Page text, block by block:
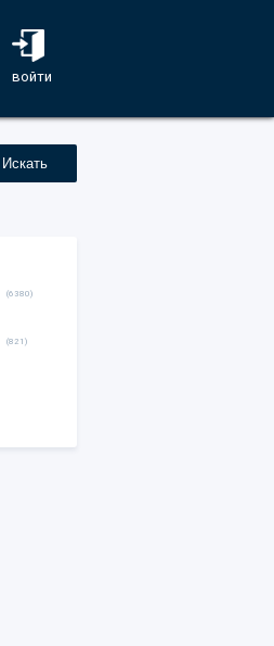
войти
Искать
(6380)
(821)